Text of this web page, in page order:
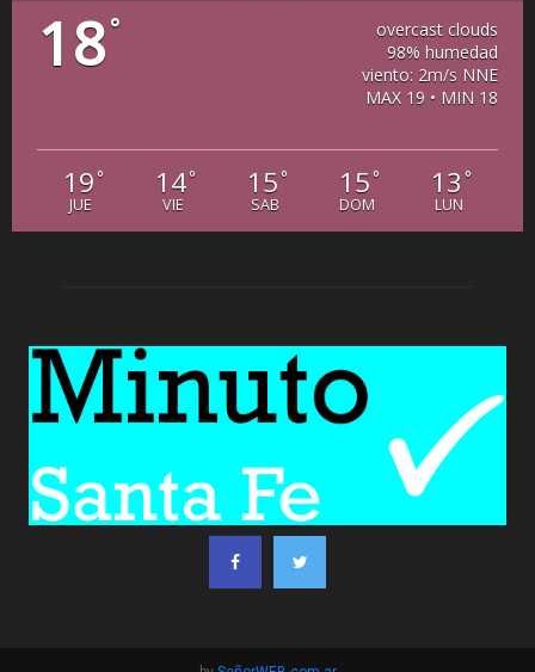
18°
overcast clouds
98% humedad
viento: 2m/s NNE
MAX 19 • MIN 18
19°
JUE
14°
VIE
15°
SAB
15°
DOM
13 °
LUN